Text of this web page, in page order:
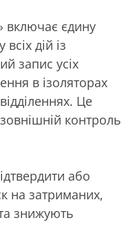
включає єдину
дій із
запис усіх
в ізоляторах
Це
контроль
або
на затриманих,
знижують